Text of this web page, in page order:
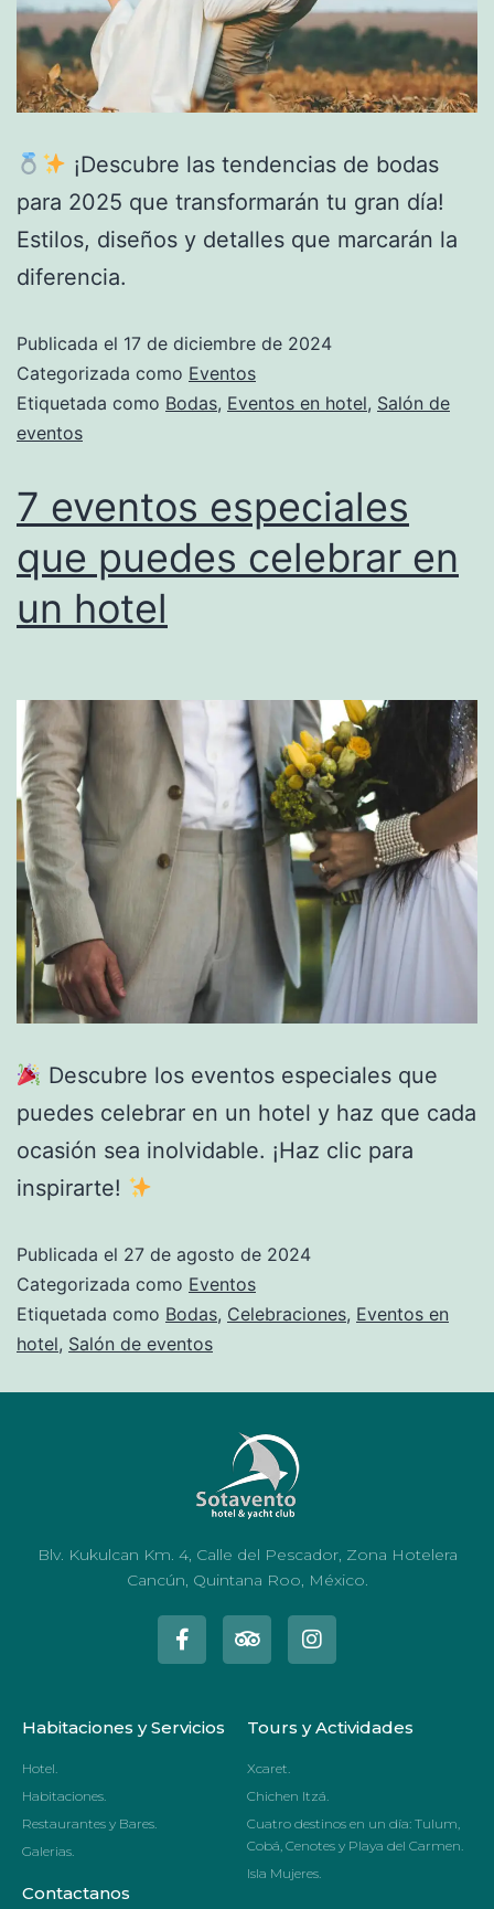
¡Descubre las tendencias de bodas
para 2025 que transformarán tu gran día!
Estilos, diseños y detalles que marcarán la
diferencia.
Publicada el 17 de diciembre de 2024
Categorizada como Eventos
Etiquetada como Bodas, Eventos en hotel, Salón de
eventos
7 eventos especiales
que puedes celebrar en
un hotel
Descubre los eventos especiales que
puedes celebrar en un hotel y haz que cada
ocasión sea inolvidable. ¡Haz clic para
inspirarte!
Publicada el 27 de agosto de 2024
Categorizada como Eventos
Etiquetada como Bodas, Celebraciones, Eventos en
hotel, Salón de eventos
Blv. Kukulcan Km. 4, Calle del Pescador, Zona Hotelera
Cancún, Quintana Roo, México.
Habitaciones y Servicios
Hotel.
Habitaciones.
Restaurantes y Bares.
Galerias.
Tours y Actividades
Xcaret.
Chichen Itzá.
Cuatro destinos en un día: Tulum,
Cobá, Cenotes y Playa del Carmen.
Isla Mujeres.
Contactanos